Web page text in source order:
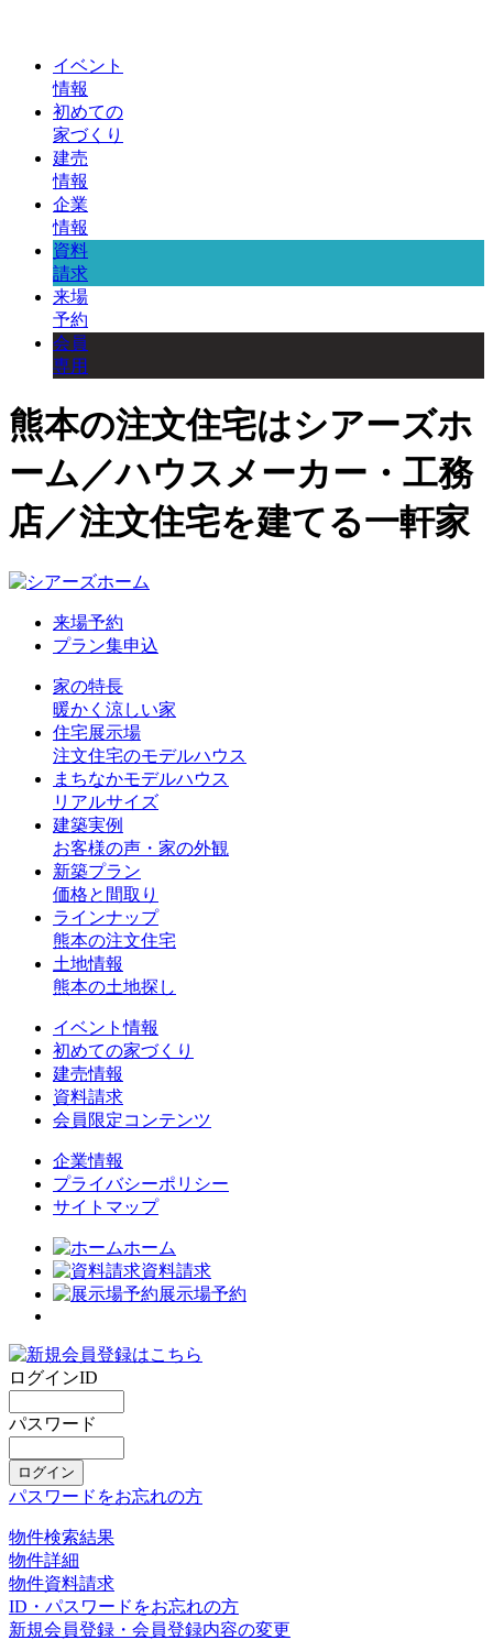
イベント
情報
初めての
家づくり
建売
情報
企業
情報
資料
請求
来場
予約
会員
専用
熊本の注文住宅はシアーズホ
ーム／ハウスメーカー・工務
店／注文住宅を建てる一軒家
来場予約
プラン集申込
家の特長
暖かく涼しい家
住宅展示場
注文住宅のモデルハウス
まちなかモデルハウス
リアルサイズ
建築実例
お客様の声・家の外観
新築プラン
価格と間取り
ラインナップ
熊本の注文住宅
土地情報
熊本の土地探し
イベント情報
初めての家づくり
建売情報
資料請求
会員限定コンテンツ
企業情報
プライバシーポリシー
サイトマップ
ホーム
資料請求
展示場予約
ログインID
パスワード
パスワードをお忘れの方
物件検索結果
物件詳細
物件資料請求
ID・パスワードをお忘れの方
新規会員登録・会員登録内容の変更